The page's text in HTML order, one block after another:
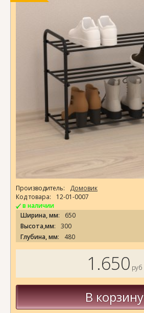
Производитель:
Домовик
Код товара:
12-01-0007
в наличии
Ширина, мм:
650
Высота,мм:
300
Глубина, мм: 480
1.650 руб
В корзину